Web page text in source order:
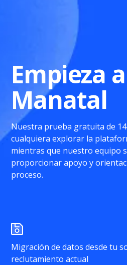
Empieza
Manatal
Nuestra prueba gratuita de
cualquiera explorar la
mientras que nuestro equipo
proporcionar apoyo y
proceso.
Migración de datos desde tu
reclutamiento actual